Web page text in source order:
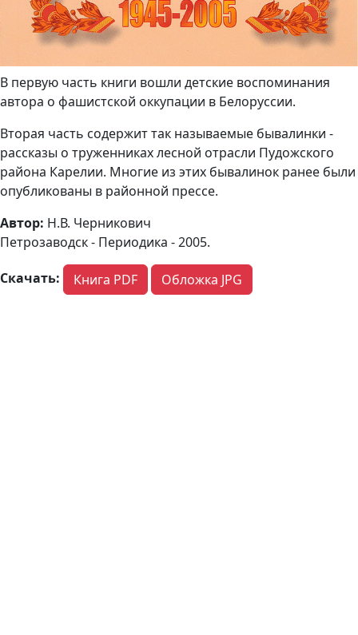
В первую часть книги вошли детские воспоминания
автора о фашистской оккупации в Белоруссии.
Вторая часть содержит так называемые бывалинки -
рассказы о труженниках лесной отрасли Пудожского
района Карелии. Многие из этих бывалинок ранее были
опубликованы в районной прессе.
Автор: Н.В. Черникович
Петрозаводск - Периодика - 2005.
Скачать: Книга PDF Обложка JPG